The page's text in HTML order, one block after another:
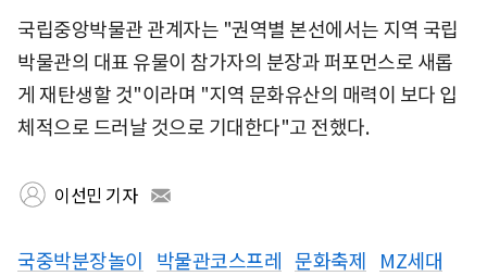
국립중앙박물관 관계자는 "권역별 본선에서는 지역 국립
박물관의 대표 유물이 참가자의 분장과 퍼포먼스로 새롭
게 재탄생할 것"이라며 "지역 문화유산의 매력이 보다 입
체적으로 드러날 것으로 기대한다"고 전했다.
이선민 기자
국중박분장놀이 박물관코스프레 문화축제 MZ세대